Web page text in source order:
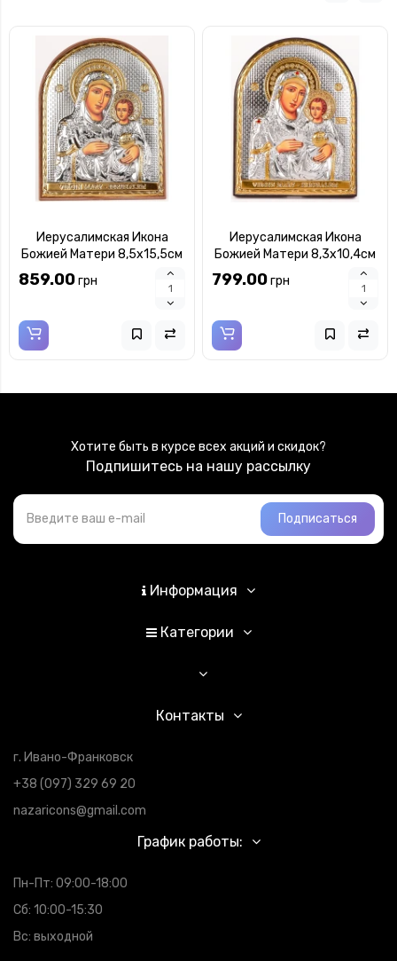
Иерусалимская Икона
Божией Матери 8,5х15,5см
арочной формы на
пластиковом киоте
859.00грн
Иерусалимская Икона
Божией Матери 8,3х10,4см
арочной формы без рамки
на дереве
799.00грн
Хотите быть в курсе всех акций и скидок?
Подпишитесь на нашу рассылку
Подписаться
Информация
Категории
Контакты
г. Ивано-Франковск
+38 (097) 329 69 20
nazaricons@gmail.com
График работы:
Пн-Пт: 09:00-18:00
Сб: 10:00-15:30
Вс: выходной